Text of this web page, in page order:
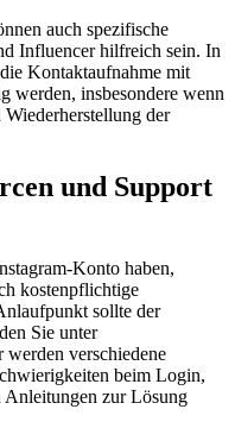
auch spezifische
Influencer hilfreich sein. In
Kontaktaufnahme mit
werden, insbesondere wenn
der
und Support
Konto haben,
kostenpflichtige
sollte der
Sie unter
verschiedene
beim Login,
zur Lösung